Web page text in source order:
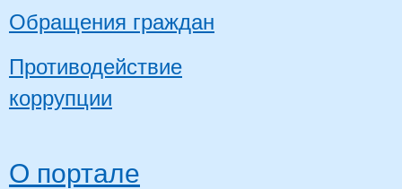
Обращения граждан
Противодействие
коррупции
О портале